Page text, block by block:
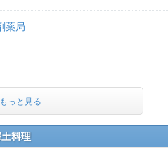
薬局
っと見る
料理